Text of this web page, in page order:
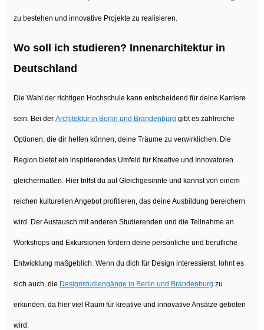
zu bestehen und innovative Projekte zu realisieren.
Wo soll ich studieren? Innenarchitektur in
Deutschland
Die Wahl der richtigen Hochschule kann entscheidend für deine Karriere
sein. Bei der Architektur in Berlin und Brandenburg gibt es zahlreiche
Optionen, die dir helfen können, deine Träume zu verwirklichen. Die
Region bietet ein inspirierendes Umfeld für Kreative und Innovatoren
gleichermaßen. Hier triffst du auf Gleichgesinnte und kannst von einem
reichen kulturellen Angebot profitieren, das deine Ausbildung bereichern
wird. Der Austausch mit anderen Studierenden und die Teilnahme an
Workshops und Exkursionen fördern deine persönliche und berufliche
Entwicklung maßgeblich. Wenn du dich für Design interessierst, lohnt es
sich auch, die Designstudiengänge in Berlin und Brandenburg zu
erkunden, da hier viel Raum für kreative und innovative Ansätze geboten
wird.